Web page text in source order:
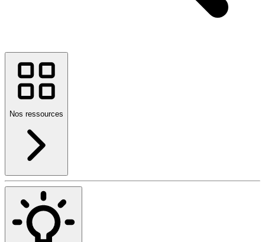
Nos ressources